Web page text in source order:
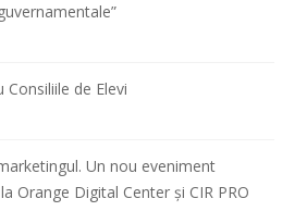
de Elevi
Un nou eveniment
Orange Digital Center și CIR PRO